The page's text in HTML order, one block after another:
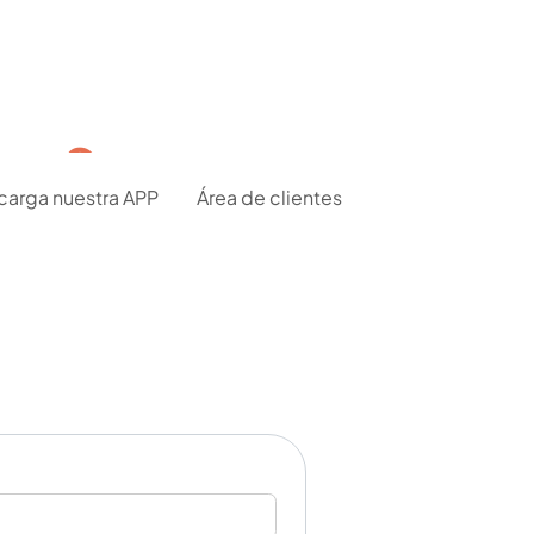
nuestra APP Área de clientes
Segura y